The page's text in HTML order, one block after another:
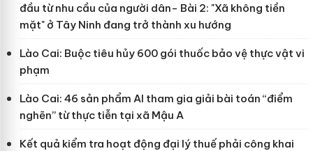
đầu từ nhu cầu của người dân- Bài 2: "Xã không tiền
mặt" ở Tây Ninh đang trở thành xu hướng
Lào Cai: Buộc tiêu hủy 600 gói thuốc bảo vệ thực vật vi
phạm
Lào Cai: 46 sản phẩm AI tham gia giải bài toán “điểm
nghẽn” từ thực tiễn tại xã Mậu A
Kết quả kiểm tra hoạt động đại lý thuế phải công khai